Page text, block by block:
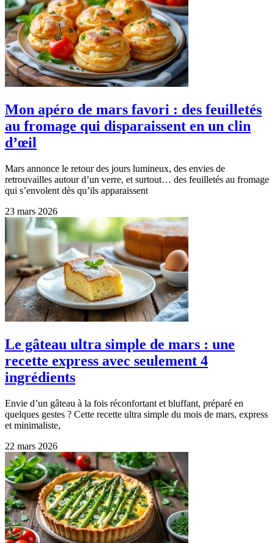
Mon apéro de mars favori : des feuilletés
au fromage qui disparaissent en un clin
d’œil
Mars annonce le retour des jours lumineux, des envies de
retrouvailles autour d’un verre, et surtout… des feuilletés au fromage
qui s’envolent dès qu’ils apparaissent
23 mars 2026
Le gâteau ultra simple de mars : une
recette express avec seulement 4
ingrédients
Envie d’un gâteau à la fois réconfortant et bluffant, préparé en
quelques gestes ? Cette recette ultra simple du mois de mars, express
et minimaliste,
22 mars 2026